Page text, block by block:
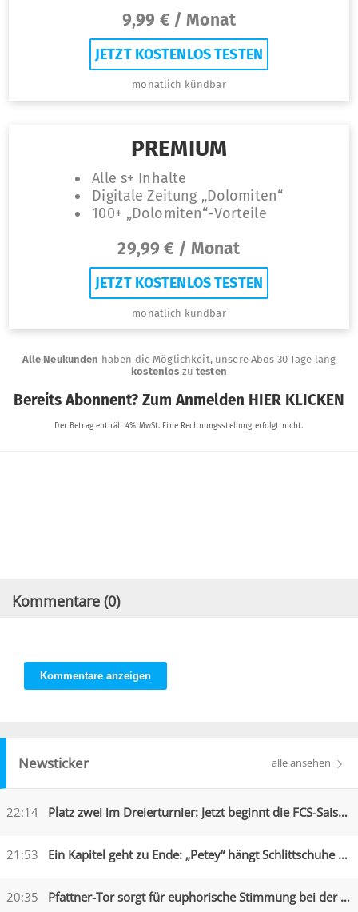
Kommentare (0)
Kommentare anzeigen
Newsticker alle ansehen
22:14 Platz zwei im Dreierturnier: Jetzt beginnt die FCS-Saison
21:53 Ein Kapitel geht zu Ende: „Petey“ hängt Schlittschuhe an den Nagel
20:35 Pfattner-Tor sorgt für euphorische Stimmung bei der Austria